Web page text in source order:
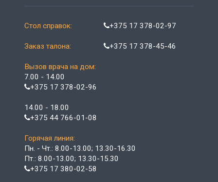
Стол справок: +375 17 378-02-97
Заказ талона: +375 17 378-45-46
Вызов врача на дом:
7.00 - 14.00
+375 17 378-02-96
14.00 - 18.00
+375 44 766-01-08
Горячая линия:
Пн. - Чт.: 8.00-13.00; 13.30-16.30
Пт.: 8.00-13.00; 13.30-15.30
+375 17 380-02-58